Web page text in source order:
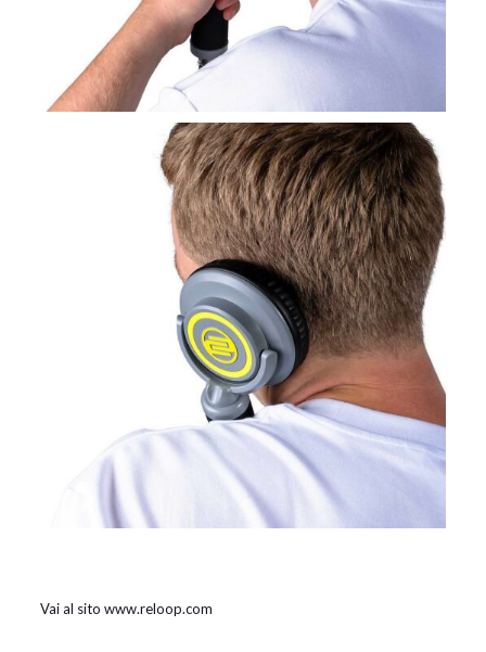
Vai al sito www.reloop.com